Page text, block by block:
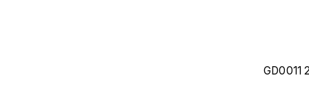
GD0011